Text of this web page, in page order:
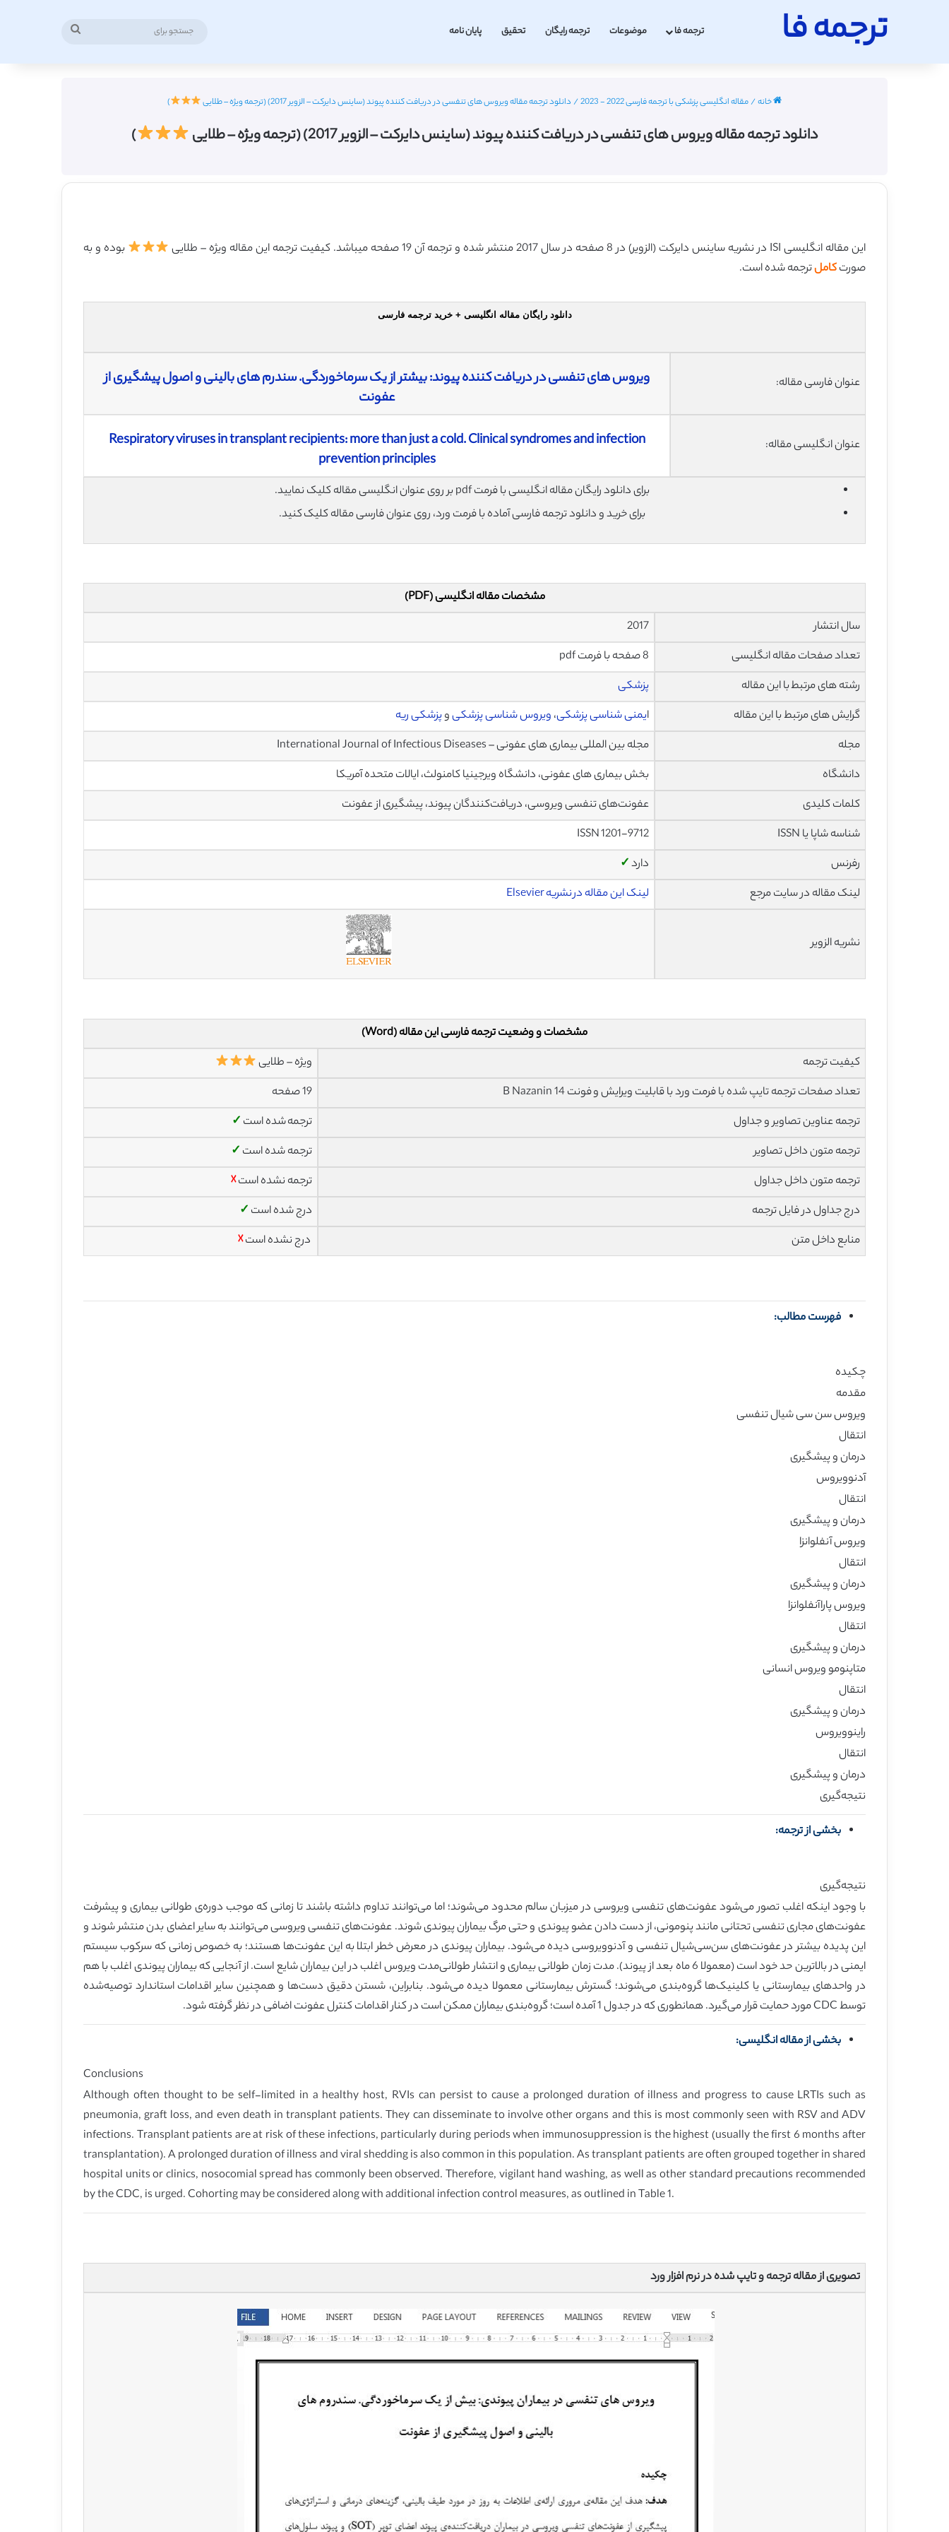
ترجمه فا ترجمه فا موضوعات ترجمه رایگان تحقیق پایان نامه
خانه/مقاله انگلیسی پزشکی با ترجمه فارسی 2022 - 2023 / دانلود ترجمه مقاله ویروس های تنفسی در دریافت کننده پیوند (ساینس دایرکت – الزویر 2017) (ترجمه ویژه – طلایی )
دانلود ترجمه مقاله ویروس های تنفسی در دریافت کننده پیوند (ساینس دایرکت – الزویر 2017) (ترجمه ویژه – طلایی )
این مقاله انگلیسی ISI در نشریه ساینس دایرکت (الزویر) در 8 صفحه در سال 2017 منتشر شده و ترجمه آن 19 صفحه میباشد. کیفیت ترجمه این مقاله ویژه – طلایی
بوده و به
صورتکاملترجمه شده است.
دانلود رایگان مقاله انگلیسی + خرید ترجمه فارسی
عنوان فارسی مقاله:
ویروس های تنفسی در دریافت کننده پیوند: بیشتر از یک سرماخوردگی. سندرم های بالینی و اصول پیشگیری از
عفونت
عنوان انگلیسی مقاله:
Respiratory viruses in transplant recipients: more than just a cold. Clinical syndromes and infection
prevention principles
برای دانلود رایگان مقاله انگلیسی با فرمت pdf بر روی عنوان انگلیسی مقاله کلیک نمایید.
برای خرید و دانلود ترجمه فارسی آماده با فرمت ورد، روی عنوان فارسی مقاله کلیک کنید.
مشخصات مقاله انگلیسی (PDF)
سال انتشار
2017
تعداد صفحات مقاله انگلیسی
8 صفحه با فرمت pdf
رشته های مرتبط با این مقاله
پزشکی
گرایش های مرتبط با این مقاله
ایمنی شناسی پزشکی، ویروس شناسی پزشکیوپزشکی ریه
مجله
مجله بین المللی بیماری های عفونی – International Journal of Infectious Diseases
دانشگاه
بخش بیماری های عفونی، دانشگاه ویرجینیا کامنولث، ایالات متحده آمریکا
کلمات کلیدی
عفونت‌های تنفسی ویروسی، دریافت‌کنندگان پیوند، پیشگیری از عفونت
شناسه شاپا یا ISSN
ISSN 1201-9712
رفرنس
دارد✓
لینک مقاله در سایت مرجع
لینک این مقاله در نشریه Elsevier
نشریه الزویر
مشخصات و وضعیت ترجمه فارسی این مقاله (Word)
کیفیت ترجمه
ویژه – طلایی
تعداد صفحات ترجمه تایپ شده با فرمت ورد با قابلیت ویرایش و فونت 14 B Nazanin
19 صفحه
ترجمه عناوین تصاویر و جداول
ترجمه شده است ✓
ترجمه متون داخل تصاویر
ترجمه شده است ✓
ترجمه متون داخل جداول
ترجمه نشده است☓
درج جداول در فایل ترجمه
درج شده است ✓
منابع داخل متن
درج نشده است☓
فهرست مطالب:
چکیده
مقدمه
ویروس سن سی شیال تنفسی
انتقال
درمان و پیشگیری
آدنوویروس
انتقال
درمان و پیشگیری
ویروس آنفلوانزا
انتقال
درمان و پیشگیری
ویروس پاراآنفلوانزا
انتقال
درمان و پیشگیری
متاپنومو ویروس انسانی
انتقال
درمان و پیشگیری
راینوویروس
انتقال
درمان و پیشگیری
نتیجه‌‌گیری
بخشی از ترجمه:
نتیجه‌‌گیری
با وجود اینکه اغلب تصور می‌شود عفونت‌های تنفسی ویروسی در میزبان سالم محدود می‌شوند؛ اما می‌توانند تداوم داشته باشند تا زمانی که موجب دوره‌ی طولانی بیماری و پیشرفت
عفونت‌های مجاری تنفسی تحتانی مانند پنومونی، از دست دادن عضو پیوندی و حتی مرگ بیماران پیوندی شوند. عفونت‌های تنفسی ویروسی می‌توانند به سایر اعضای بدن منتشر شوند و
این پدیده بیشتر در عفونت‌های سن‌سی‌شیال تنفسی و آدنوویروسی دیده می‌شود. بیماران پیوندی در معرض خطر ابتلا به این عفونت‌ها هستند؛ به خصوص زمانی که سرکوب سیستم
ایمنی در بالاترین حد خود است (معمولا 6 ماه بعد از پیوند). مدت زمان طولانی بیماری و انتشار طولانی‌مدت ویروس اغلب در این بیماران شایع است. از آنجایی که بیماران پیوندی اغلب با هم
در واحدهای بیمارستانی یا کلینیک‌ها گروه‌بندی می‌شوند؛ گسترش بیمارستانی معمولا دیده می‌شود. بنابراین، شستن دقیق دست‌ها و همچنین سایر اقدامات استاندارد توصیه‌شده
توسط CDC مورد حمایت قرار می‌گیرد. همانطوری که در جدول 1 آمده است؛ گروه‌بندی بیماران ممکن است در کنار اقدامات کنترل عفونت اضافی در نظر گرفته شود.
بخشی از مقاله انگلیسی:
Conclusions
Although often thought to be self-limited in a healthy host, RVIs can persist to cause a prolonged duration of illness and progress to cause LRTIs such as
pneumonia, graft loss, and even death in transplant patients. They can disseminate to involve other organs and this is most commonly seen with RSV and ADV
infections. Transplant patients are at risk of these infections, particularly during periods when immunosuppression is the highest (usually the first 6 months after
transplantation). A prolonged duration of illness and viral shedding is also common in this population. As transplant patients are often grouped together in shared
hospital units or clinics, nosocomial spread has commonly been observed. Therefore, vigilant hand washing, as well as other standard precautions recommended
by the CDC, is urged. Cohorting may be considered along with additional infection control measures, as outlined in Table 1.
تصویری از مقاله ترجمه و تایپ شده در نرم افزار ورد